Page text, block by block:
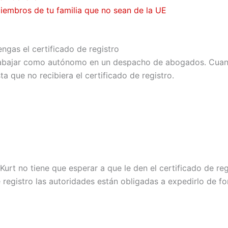
de tu familia que no sean de la UE
el certificado de registro
como autónomo en un despacho de abogados.
que no recibiera el certificado de registro.
no tiene que esperar a que le den el certificado de
las autoridades están obligadas a expedirlo de